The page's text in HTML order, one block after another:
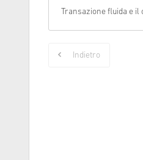
Transazione fluida e
Indietro